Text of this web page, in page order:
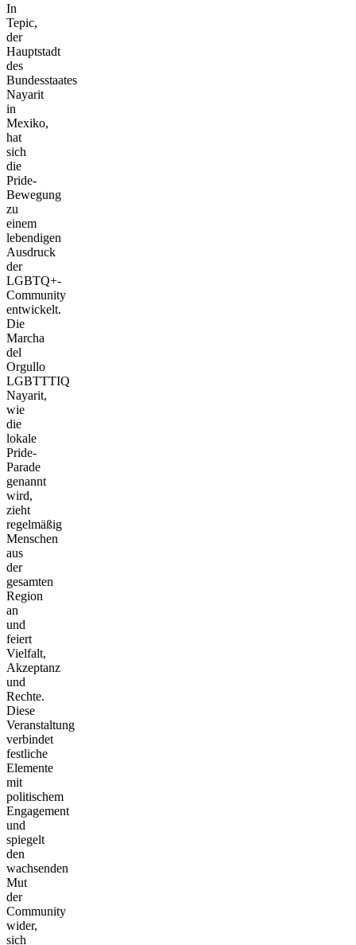
In
Tepic,
der
Hauptstadt
des
Bundesstaates
Nayarit
in
Mexiko,
hat
sich
die
Pride-
Bewegung
zu
einem
lebendigen
Ausdruck
der
LGBTQ+-
Community
entwickelt.
Die
Marcha
del
Orgullo
LGBTTTIQ
Nayarit,
wie
die
lokale
Pride-
Parade
genannt
wird,
zieht
regelmäßig
Menschen
aus
der
gesamten
Region
an
und
feiert
Vielfalt,
Akzeptanz
und
Rechte.
Diese
Veranstaltung
verbindet
festliche
Elemente
mit
politischem
Engagement
und
spiegelt
den
wachsenden
Mut
der
Community
wider,
sich